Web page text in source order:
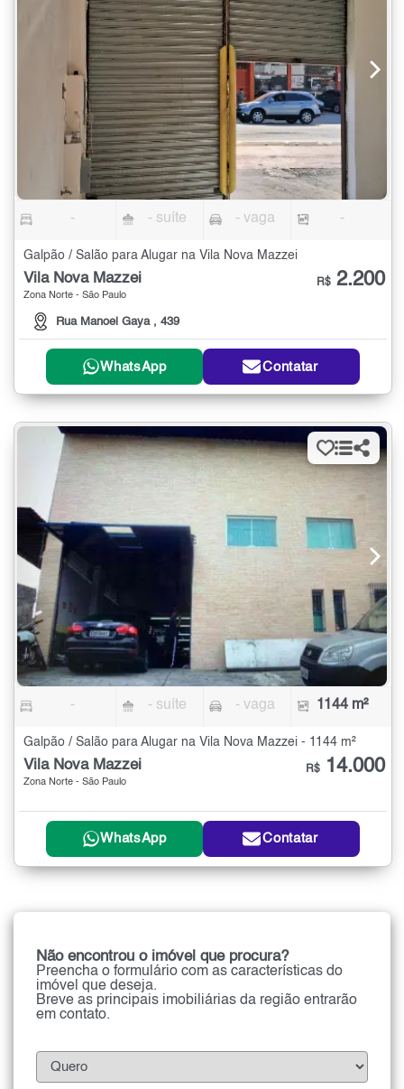
- - suíte - vaga -
Galpão / Salão para Alugar na Vila Nova Mazzei
Vila Nova Mazzei
Zona Norte - São Paulo
Rua Manoel Gaya , 439
R$ 2.200
WhatsApp Contatar
- - suíte - vaga 1144 m²
Galpão / Salão para Alugar na Vila Nova Mazzei - 1144 m²
Vila Nova Mazzei
Zona Norte - São Paulo
R$ 14.000
WhatsApp Contatar
Não encontrou o imóvel que procura?
Preencha o formulário com as características do
imóvel que deseja.
Breve as principais imobiliárias da região entrarão
em contato.